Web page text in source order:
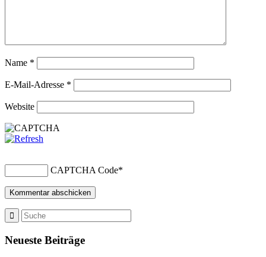
Name *
E-Mail-Adresse *
Website
CAPTCHA Code*
Neueste Beiträge